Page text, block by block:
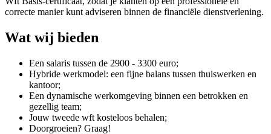
correcte manier kunt adviseren binnen de financiële dienstverlening.
Wat wij bieden
Een salaris tussen de 2900 - 3300 euro;
Hybride werkmodel: een fijne balans tussen thuiswerken en
kantoor;
Een dynamische werkomgeving binnen een betrokken en
gezellig team;
Jouw tweede wft kosteloos behalen;
Doorgroeien? Graag!